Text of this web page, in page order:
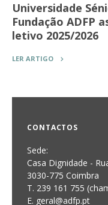
Universidade
Fundação ADFP
letivo 2025/2026
LER ARTIGO
CONTACTOS
Sede:
Casa Dignidade -
3030-775 Coimbra
T. 239 161 755
E. geral@adfp.pt